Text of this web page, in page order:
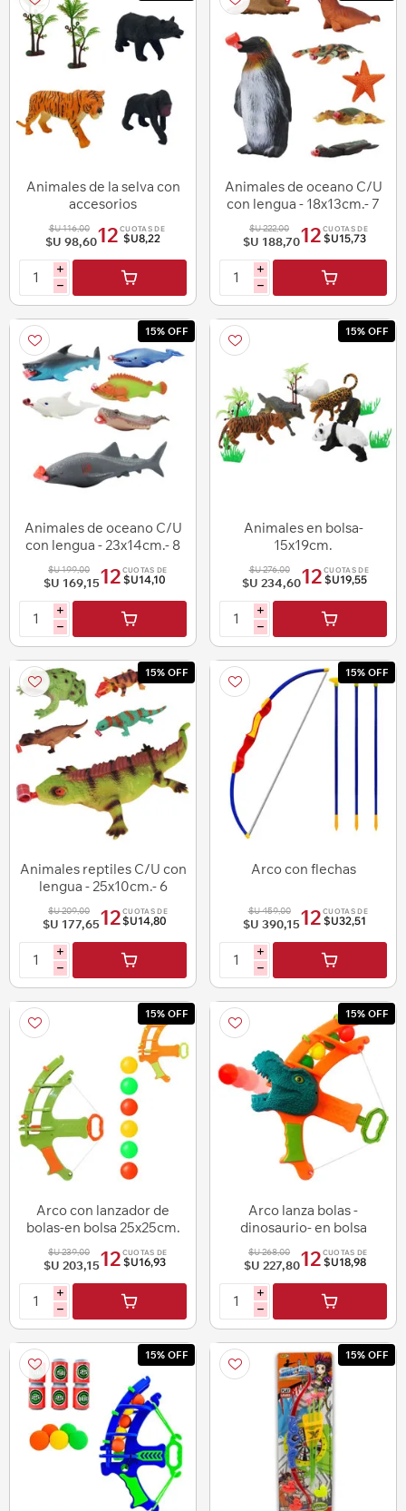
Animales de la selva con
accesorios
$U 116,00
$U 98,6012 CUOTAS DE
$U8,22
i
h
Animales de oceano C/U
con lengua - 18x13cm.- 7
diseños
$U 222,00
$U 188,7012 CUOTAS DE
$U15,73
i
h
15% OFF
Animales de oceano C/U
con lengua - 23x14cm.- 8
diseños
$U 199,00
$U 169,1512 CUOTAS DE
$U14,10
i
h
15% OFF
Animales en bolsa-
15x19cm.
$U 276,00
$U 234,6012 CUOTAS DE
$U19,55
i
h
15% OFF
Animales reptiles C/U con
lengua - 25x10cm.- 6
diseños
$U 209,00
$U 177,6512 CUOTAS DE
$U14,80
i
h
15% OFF
Arco con flechas
$U 459,00
$U 390,1512 CUOTAS DE
$U32,51
i
h
15% OFF
Arco con lanzador de
bolas-en bolsa 25x25cm.
$U 239,00
$U 203,1512 CUOTAS DE
$U16,93
i
h
15% OFF
Arco lanza bolas -
dinosaurio- en bolsa
24x25cm.
$U 268,00
$U 227,8012 CUOTAS DE
$U18,98
i
h
15% OFF 15% OFF